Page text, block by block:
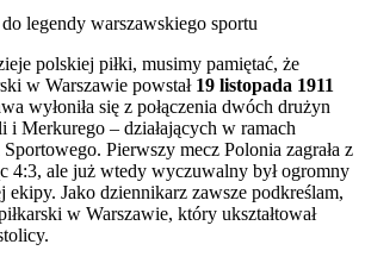
legendy warszawskiego sportu
polskiej piłki, musimy pamiętać, że
w Warszawie powstał 19 listopada 1911
wyłoniła się z połączenia dwóch drużyn
i Merkurego – działających w ramach
Pierwszy mecz Polonia zagrała z
4:3, ale już wtedy wyczuwalny był ogromny
ekipy. Jako dziennikarz zawsze podkreślam,
w Warszawie, który ukształtował